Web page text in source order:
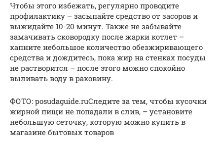
Чтобы этого избежать, регулярно проводите
профилактику – засыпайте средство от засоров и
выжидайте 10-20 минут. Также не забывайте
замачивать сковородку после жарки котлет –
капните небольшое количество обезжиривающего
средства и дождитесь, пока жир на стенках посуды
не растворится – после этого можно спокойно
выливать воду в раковину.
ФОТО: posudaguide.ruСледите за тем, чтобы кусочки
жирной пищи не попадали в слив, – установите
небольшую сеточку, которую можно купить в
магазине бытовых товаров